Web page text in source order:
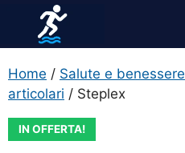
contenuto
Home / Salute e benessere
articolari / Steplex
IN OFFERTA!